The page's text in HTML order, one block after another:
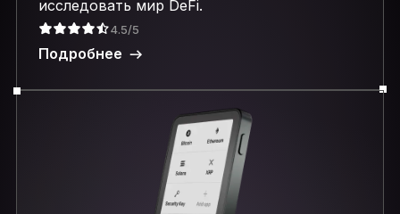
исследовать мир DeFi.
4.5/5
Подробнее